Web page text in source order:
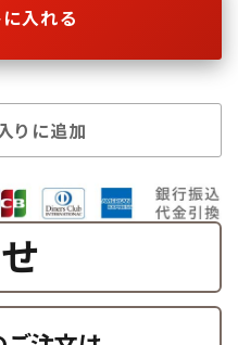
入れる
りに追加